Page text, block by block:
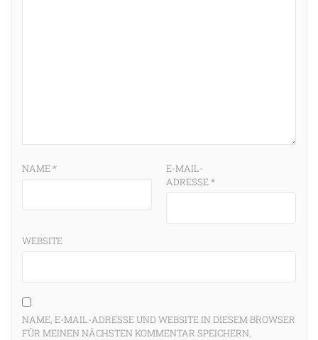
NAME*
E-MAIL-
ADRESSE*
WEBSITE
NAME, E-MAIL-ADRESSE UND WEBSITE IN DIESEM BROWSER
FÜR MEINEN NÄCHSTEN KOMMENTAR SPEICHERN.